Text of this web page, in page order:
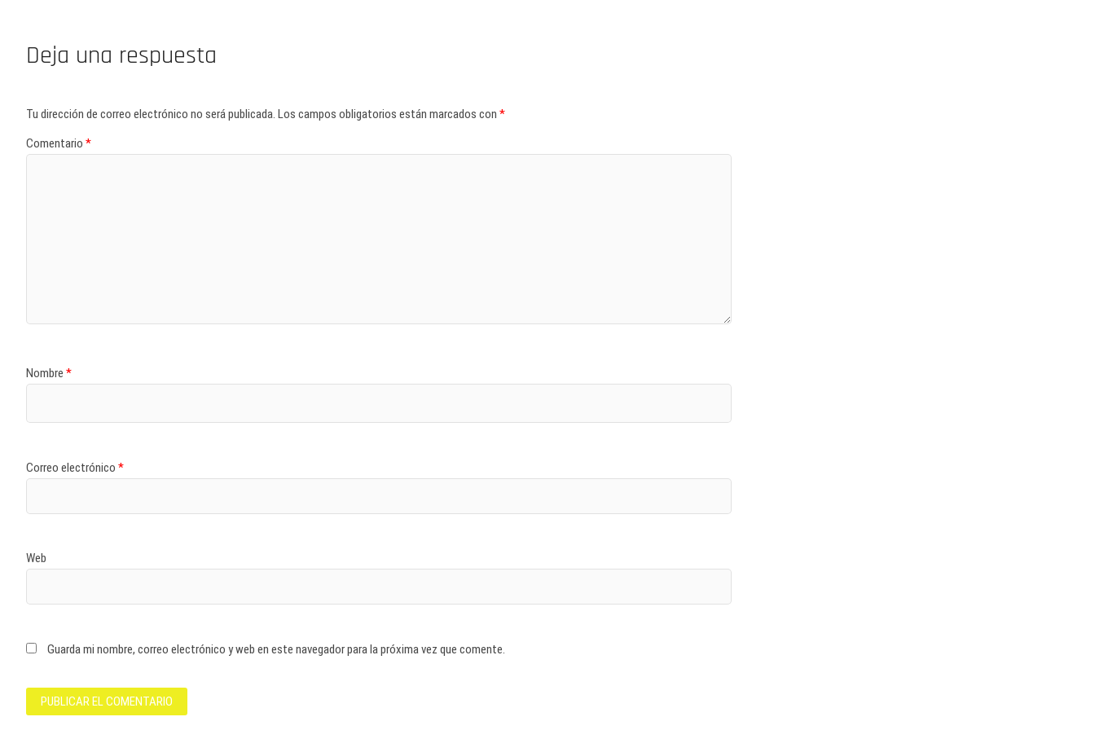
Deja una respuesta
Tu dirección de correo electrónico no será publicada. Los campos obligatorios están marcados con *
Comentario *
Nombre *
Correo electrónico *
Web
Guarda mi nombre, correo electrónico y web en este navegador para la próxima vez que comente.